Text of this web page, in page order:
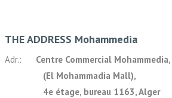
THE ADDRESS Mohammedia
Adr.: Centre Commercial Mohammedia,
(El Mohammadia Mall),
4e étage, bureau 1163, Alger